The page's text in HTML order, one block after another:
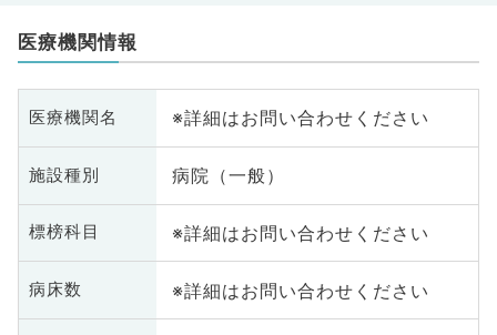
医療機関情報
医療機関名 ※詳細はお問い合わせください
施設種別 病院（一般）
標榜科目 ※詳細はお問い合わせください
病床数 ※詳細はお問い合わせください